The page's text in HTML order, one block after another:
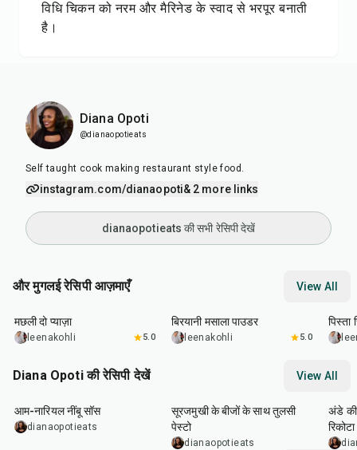
विधि चिकन को नरम और मैरिनेड के स्वाद से भरपूर बनाती
है।
Diana Opoti
@dianaopotieats
Self taught cook making restaurant style food.
instagram.com/dianaopoti& 2 more links
dianaopotieats की सभी रेसिपी देखें
और मुगलई रेसिपी आज़माएँ View All
40min
मछली दो प्याज़ा
leenakohli 5.0
बिरयानी मसाला पाउडर
leenakohli 5.0
पिस्ता
Diana Opoti की रेसिपी देखें View All
आम-नारियल नींबू सॉस
dianaopotieats
सूरजमुखी के बीजों के साथ तुलसी
पेस्टो
dianaopotieats
अंडे की
सॉस